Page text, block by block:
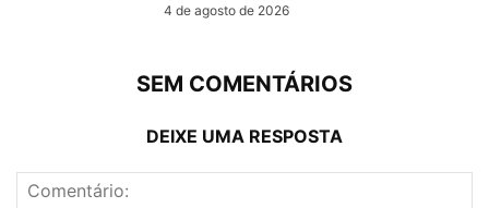
4 de agosto de 2026
SEM COMENTÁRIOS
DEIXE UMA RESPOSTA